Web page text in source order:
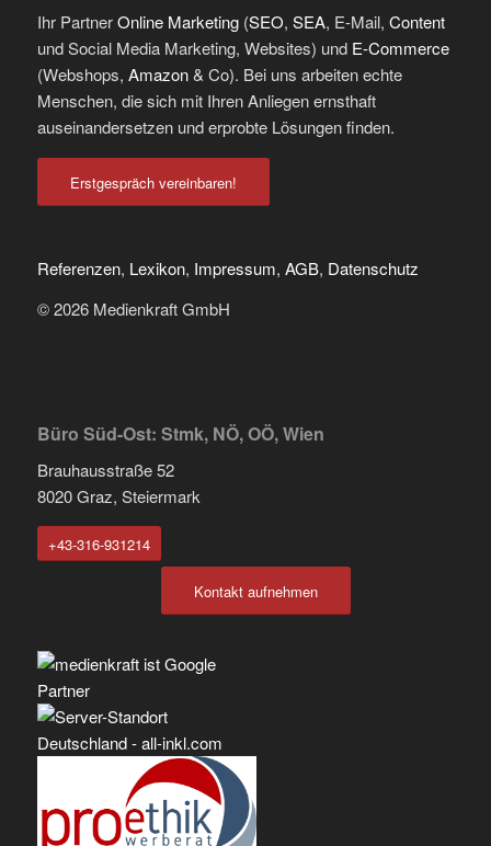
Ihr PartnerOnline Marketing(SEO, SEA, E-Mail, Content
und Social Media Marketing, Websites) und E-Commerce
(Webshops, Amazon& Co). Bei uns arbeiten echte
Menschen, die sich mit Ihren Anliegen ernsthaft
auseinandersetzen und erprobte Lösungen finden.
Erstgespräch vereinbaren!
Referenzen, Lexikon, Impressum, AGB, Datenschutz
© 2026 Medienkraft GmbH
Büro Süd-Ost: Stmk, NÖ, OÖ, Wien
Brauhausstraße 52
8020 Graz, Steiermark
+43-316-931214
Kontakt aufnehmen